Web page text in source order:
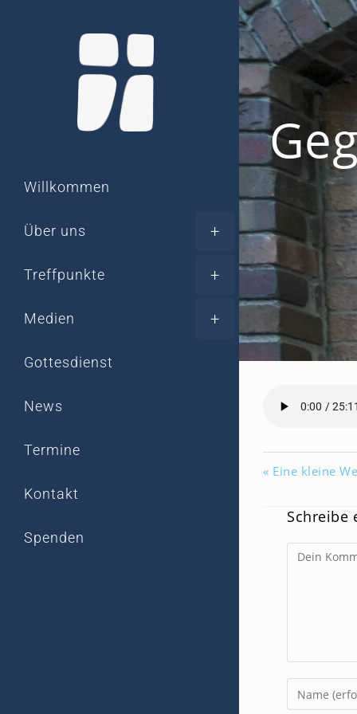
Zum
Inhalt
springen
Willkommen
Über uns
Treffpunkte
Medien
Gottesdienst
News
Termine
Kontakt
Spenden
« Eine kleine
Schreibe
Kommentar
Gib
deinen